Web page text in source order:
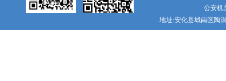
公安机
地址:安化县城南区陶